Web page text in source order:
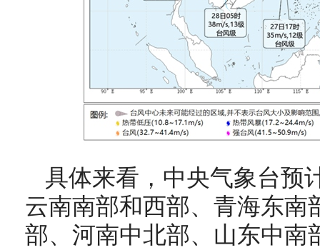
具体来看，中央气象台预
云南南部和西部、青海东南
部、河南中北部、山东中南